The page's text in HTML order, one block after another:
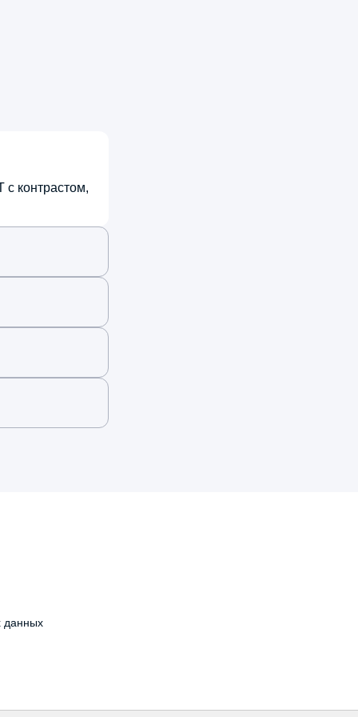
3 марта, 2026
четко определил причину
быстро и надежно!
контрастом,
данных